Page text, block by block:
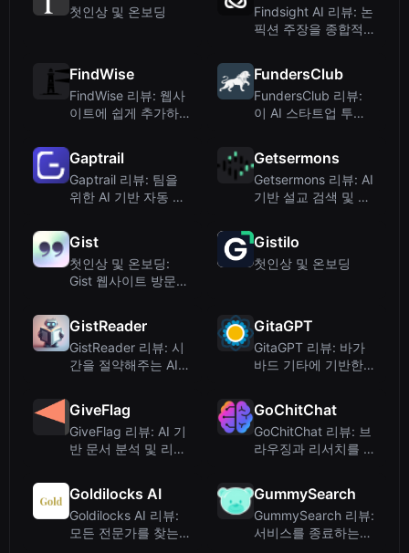
첫인상 및 온보딩
Findsight AI 리뷰: 논
픽션 주장을 종합적
FindWise
FindWise 리뷰: 웹사
이트에 쉽게 추가하는
FundersClub
FundersClub 리뷰:
이 AI 스타트업 투자
Gaptrail
Gaptrail 리뷰: 팀을
위한 AI 기반 자동 경
Getsermons
Getsermons 리뷰: AI
기반 설교 검색 및 청
Gist
첫인상 및 온보딩:
Gist 웹사이트 방문
Gistilo
첫인상 및 온보딩
GistReader
GistReader 리뷰: 시
간을 절약해주는 AI
GitaGPT
GitaGPT 리뷰: 바가
바드 기타에 기반한
GiveFlag
GiveFlag 리뷰: AI 기
반 문서 분석 및 리드
GoChitChat
GoChitChat 리뷰: 브
라우징과 리서치를 위
Goldilocks AI
Goldilocks AI 리뷰:
모든 전문가를 찾는
GummySearch
GummySearch 리뷰:
서비스를 종료하는